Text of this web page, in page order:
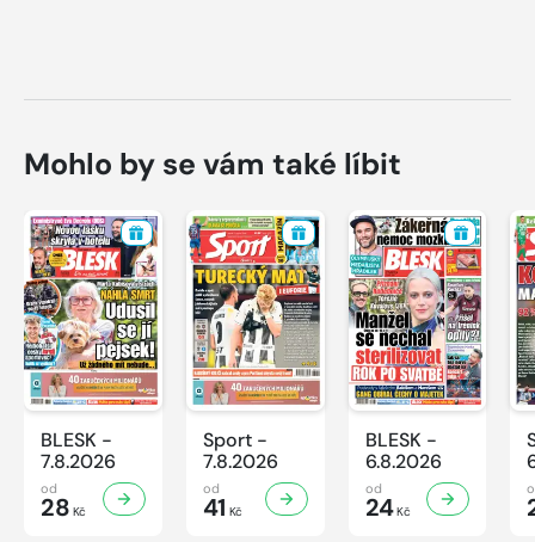
Mohlo by se vám také líbit
BLESK -
7.8.2026
od
28 Kč
Sport -
7.8.2026
od
41 Kč
BLESK -
6.8.2026
od
24Kč